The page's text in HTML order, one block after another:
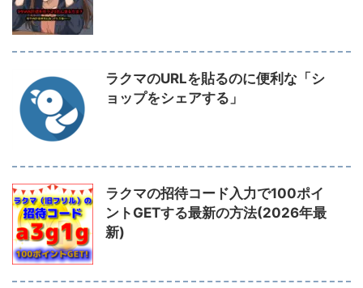
ラクマのURLを貼るのに便利な「シ
ョップをシェアする」
ラクマの招待コード入力で100ポイ
ントGETする最新の方法(2026年最
新)